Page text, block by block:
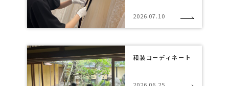
2026.07.10
和装コーディネート
2026.06.25